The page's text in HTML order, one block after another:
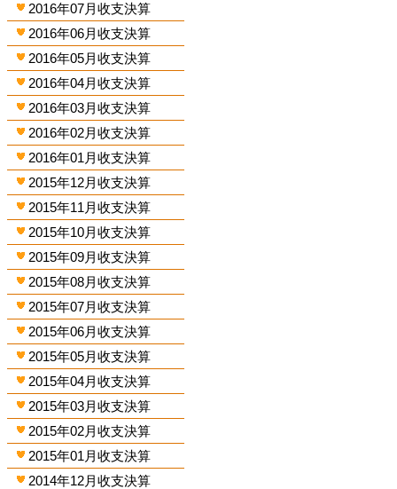
2016年07月收支決算
2016年06月收支決算
2016年05月收支決算
2016年04月收支決算
2016年03月收支決算
2016年02月收支決算
2016年01月收支決算
2015年12月收支決算
2015年11月收支決算
2015年10月收支決算
2015年09月收支決算
2015年08月收支決算
2015年07月收支決算
2015年06月收支決算
2015年05月收支決算
2015年04月收支決算
2015年03月收支決算
2015年02月收支決算
2015年01月收支決算
2014年12月收支決算